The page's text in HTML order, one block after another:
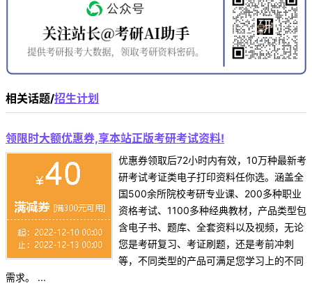
相关话题/招生计划
领限时大额优惠券,享本站正版考研考试资料!
优惠券领取后72小时内有效，10万种最新考
研考试考证类电子打印资料任你选。涵盖全
国500余所院校考研专业课、200多种职业
资格考试、1100多种经典教材，产品类型包
含电子书、题库、全套资料以及视频，无论
您是考研复习、考证刷题，还是考前冲刺
等，不同类型的产品可满足您学习上的不同
需求。 ...